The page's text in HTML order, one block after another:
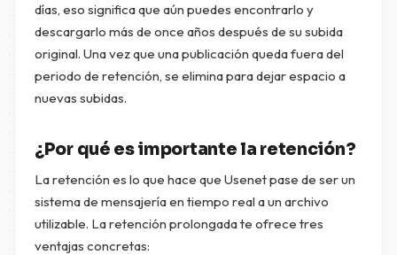
días, eso significa que aún puedes encontrarlo y
descargarlo más de once años después de su subida
original. Una vez que una publicación queda fuera del
periodo de retención, se elimina para dejar espacio a
nuevas subidas.
¿Por qué es importante la retención?
La retención es lo que hace que Usenet pase de ser un
sistema de mensajería en tiempo real a un archivo
utilizable. La retención prolongada te ofrece tres
ventajas concretas: